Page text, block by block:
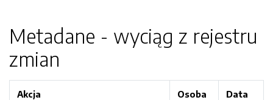
Metadane - wyciąg z rejestru
zmian
Akcja Osoba Data